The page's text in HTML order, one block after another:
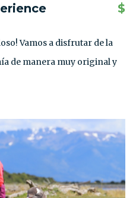
$
Vamos a disfrutar de la
de manera muy original y